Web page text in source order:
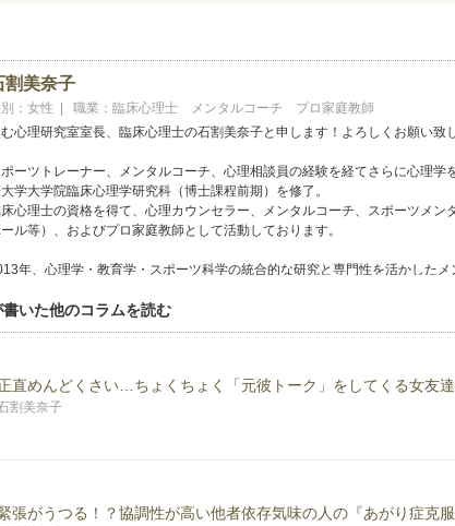
割美奈子
：女性 | 職業：臨床心理士 メンタルコーチ プロ家庭教師
む心理研究室室長、臨床心理士の石割美奈子と申します！よろしくお願い致
ーツトレーナー、メンタルコーチ、心理相談員の経験を経てさらに心理学
学大学院臨床心理学研究科（博士課程前期）を修了。
心理士の資格を得て、心理カウンセラー、メンタルコーチ、スポーツメン
ル等）、およびプロ家庭教師として活動しております。
年、心理学・教育学・スポーツ科学の統合的な研究と専門性を活かした
ています。
問心理療法、オンライン相談も承っております。
意な相談内容は以下のとおりです。
いた他のコラムを読む
直めんどくさい…ちょくちょく「元彼トーク」をしてくる女友達
割美奈子
張がうつる！？協調性が高い他者依存気味の人の『あがり症克服